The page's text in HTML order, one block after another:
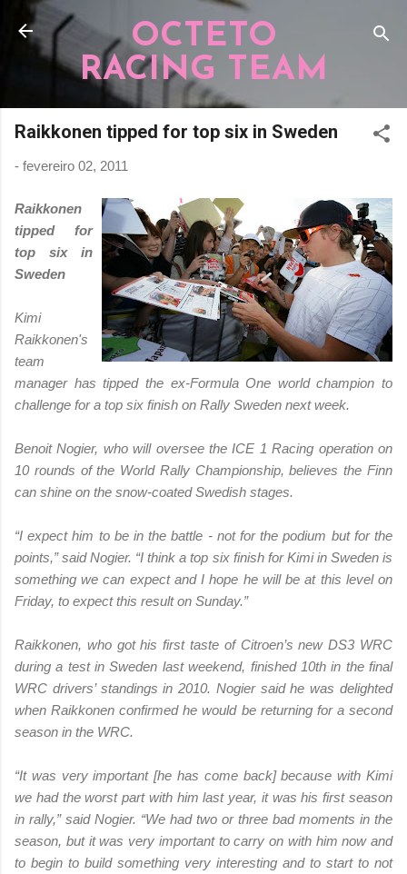
Pular para o conteúdo principal
OCTETO
RACING TEAM
Raikkonen tipped for top six in Sweden
- fevereiro 02, 2011
Raikkonen
tipped for
top six in
Sweden
Kimi
Raikkonen's
team
manager has tipped the ex-Formula One world champion to
challenge for a top six finish on Rally Sweden next week.
Benoit Nogier, who will oversee the ICE 1 Racing operation on
10 rounds of the World Rally Championship, believes the Finn
can shine on the snow-coated Swedish stages.
“I expect him to be in the battle - not for the podium but for the
points,” said Nogier. “I think a top six finish for Kimi in Sweden is
something we can expect and I hope he will be at this level on
Friday, to expect this result on Sunday.”
Raikkonen, who got his first taste of Citroen’s new DS3 WRC
during a test in Sweden last weekend, finished 10th in the final
WRC drivers’ standings in 2010. Nogier said he was delighted
when Raikkonen confirmed he would be returning for a second
season in the WRC.
“It was very important [he has come back] because with Kimi
we had the worst part with him last year, it was his first season
in rally,” said Nogier. “We had two or three bad moments in the
season, but it was very important to carry on with him now and
to begin to build something very interesting and to start to not